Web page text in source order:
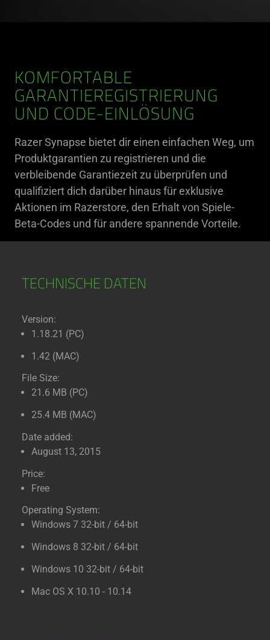
KOMFORTABLE
GARANTIEREGISTRIERUNG
UND CODE-EINLÖSUNG
Razer Synapse bietet dir einen einfachen Weg, um
Produktgarantien zu registrieren und die
verbleibende Garantiezeit zu überprüfen und
qualifiziert dich darüber hinaus für exklusive
Aktionen im Razerstore, den Erhalt von Spiele-
Beta-Codes und für andere spannende Vorteile.
TECHNISCHE DATEN
Version:
1.18.21 (PC)
1.42 (MAC)
File Size:
21.6 MB (PC)
25.4 MB (MAC)
Date added:
August 13, 2015
Price:
Free
Operating System:
Windows 7 32-bit / 64-bit
Windows 8 32-bit / 64-bit
Windows 10 32-bit / 64-bit
Mac OS X 10.10 - 10.14